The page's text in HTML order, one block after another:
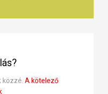
közzé. A kötelező